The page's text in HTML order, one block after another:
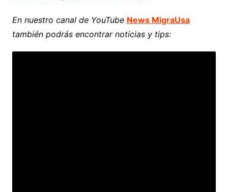
En nuestro canal de YouTube News MigraUsa
también podrás encontrar noticias y tips: